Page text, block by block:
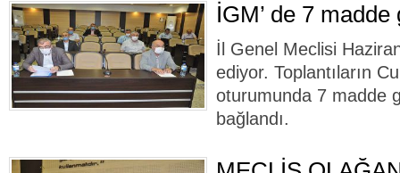
İGM’ de 7
İl Genel Meclisi
ediyor. Toplantıların
oturumunda 7 madde
bağlandı.